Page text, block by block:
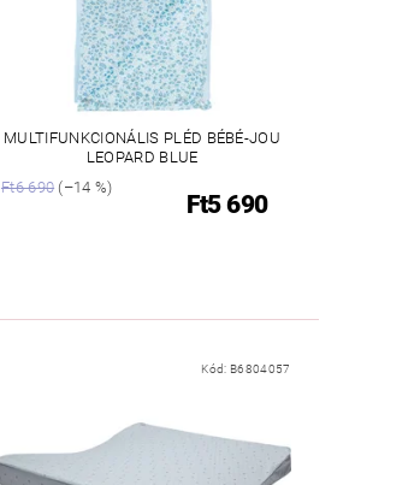
MULTIFUNKCIONÁLIS PLÉD BÉBÉ-JOU
LEOPARD BLUE
Ft6 690 (–14 %)
Ft5 690
Kód: B6804057